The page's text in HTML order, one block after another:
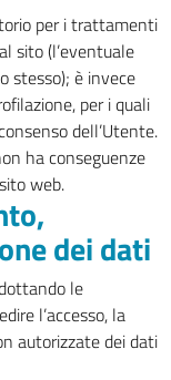
per i trattamenti
sito (l’eventuale
stesso); è invece
per i quali
dell’Utente.
ha conseguenze
web.
dei dati
le
l’accesso, la
autorizzate dei dati